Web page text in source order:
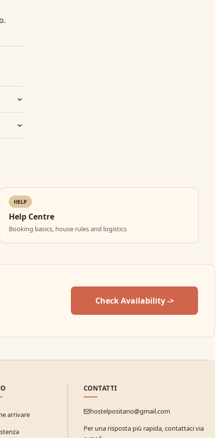
HELP
Help Centre
Booking basics, house rules and logistics
Check Availability ->
arrivare
CONTATTI
hostelpositano@gmail.com
Per una risposta più rapida, contattaci via